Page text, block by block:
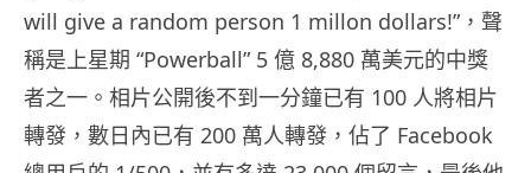
will give a random person 1 millon dollars!”，聲
稱是上星期 “Powerball” 5 億 8,880 萬美元的中獎
者之一。相片公開後不到一分鐘已有 100 人將相片
轉發，數日內已有 200 萬人轉發，佔了 Facebook